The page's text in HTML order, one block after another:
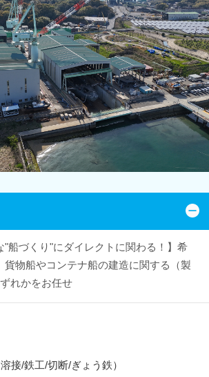
"船づくり"にダイレクトに関わる！】希
貨物船やコンテナ船の建造に関する（製
れかをお任せ
接/鉄工/切断/ぎょう鉄）